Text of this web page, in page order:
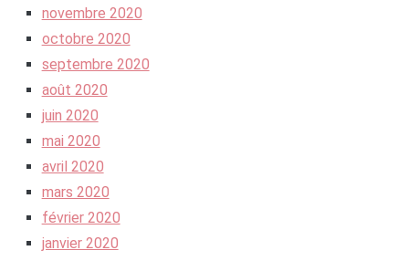
novembre 2020
octobre 2020
septembre 2020
août 2020
juin 2020
mai 2020
avril 2020
mars 2020
février 2020
janvier 2020